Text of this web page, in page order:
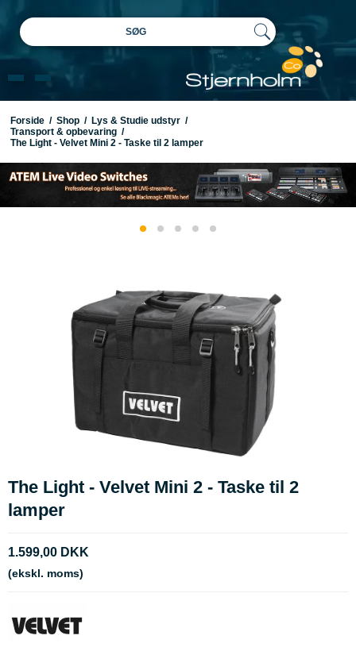
SØG
Forside / Shop / Lys & Studie udstyr /
Transport & opbevaring /
The Light - Velvet Mini 2 - Taske til 2 lamper
The Light - Velvet Mini 2 - Taske til 2
lamper
1.599,00 DKK
(ekskl. moms)